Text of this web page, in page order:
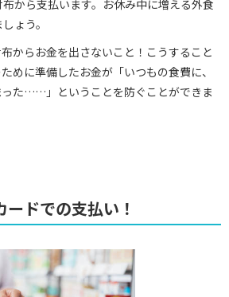
から支払います。お休み中に増える外食
ょう。
からお金を出さないこと！こうすること
めに準備したお金が「いつもの食費に、
った……」ということを防ぐことができま
ドでの支払い！